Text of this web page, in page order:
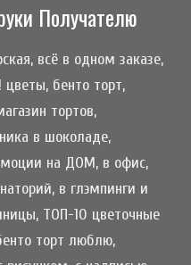
Получателю
всё в одном заказе,
бенто торт,
тортов,
в шоколаде,
на ДОМ, в офис,
в глэмпинги и
ТОП-10 цветочные
торт люблю,